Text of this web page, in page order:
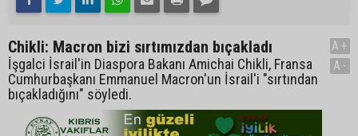
Chikli: Macron bizi sırtımızdan bıçakladı
İşgalci İsrail'in Diaspora Bakanı Amichai Chikli, Fransa
Cumhurbaşkanı Emmanuel Macron'un İsrail'i "sırtından
bıçakladığını" söyledi.
A+
A-